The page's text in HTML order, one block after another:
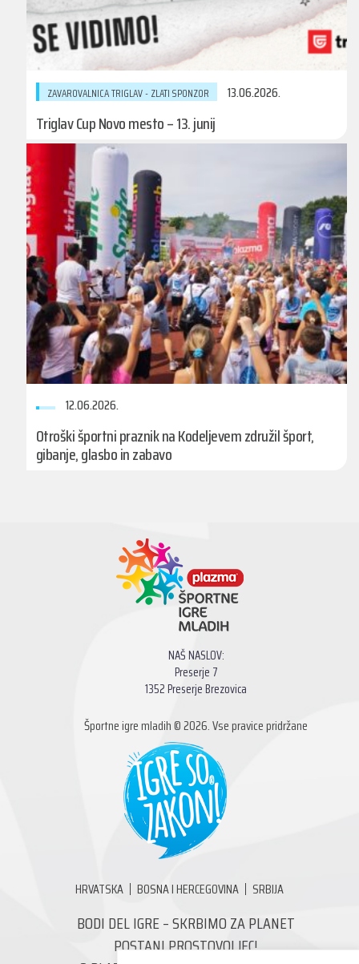
ZAVAROVALNICA TRIGLAV - ZLATI SPONZOR 13.06.2026.
Triglav Cup Novo mesto – 13. junij
12.06.2026.
Otroški športni praznik na Kodeljevem združil šport,
gibanje, glasbo in zabavo
NAŠ NASLOV:
Preserje 7
1352 Preserje Brezovica
Športne igre mladih © 2026. Vse pravice pridržane
HRVATSKA BOSNA I HERCEGOVINA SRBIJA
BODI DEL IGRE – SKRBIMO ZA PLANET
POSTANI PROSTOVOLJEC!